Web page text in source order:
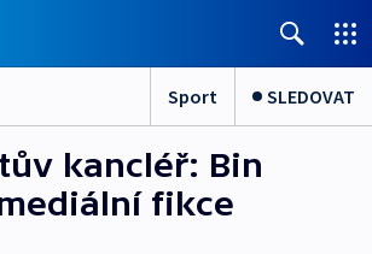
Sport SLEDOVAT
kancléř: Bin
fikce